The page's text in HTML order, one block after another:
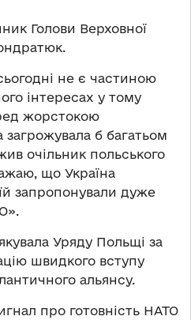
Голови Верховної
не є частиною
інтересах у тому
жорстокою
б багатьом
очільник польського
що Україна
запропонували дуже
Уряду Польщі за
швидкого вступу
альянсу.
про готовність НАТО